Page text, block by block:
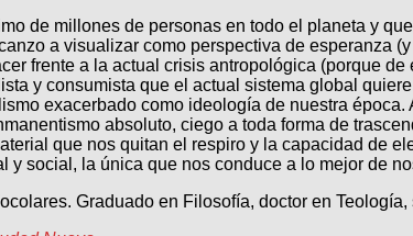
de millones de personas en todo el planeta y
a visualizar como perspectiva de esperanza
frente a la actual crisis antropológica (porque
y consumista que el actual sistema global
exacerbado como ideología de nuestra
absoluto, ciego a toda forma de
que nos quitan el respiro y la capacidad de
social, la única que nos conduce a lo mejor de
Graduado en Filosofía, doctor en